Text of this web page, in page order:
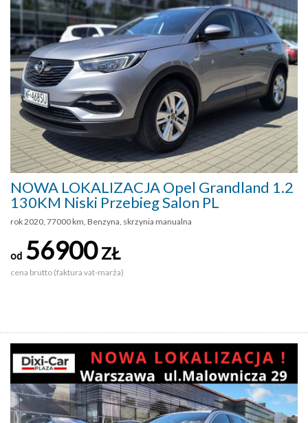
NOWA LOKALIZACJA Opel Grandland 1.2
130KM Niski Przebieg Salon PL
rok 2020, 77000 km, Benzyna, skrzynia manualna
od 56900ZŁ
cena brutto (faktura vat-marża)